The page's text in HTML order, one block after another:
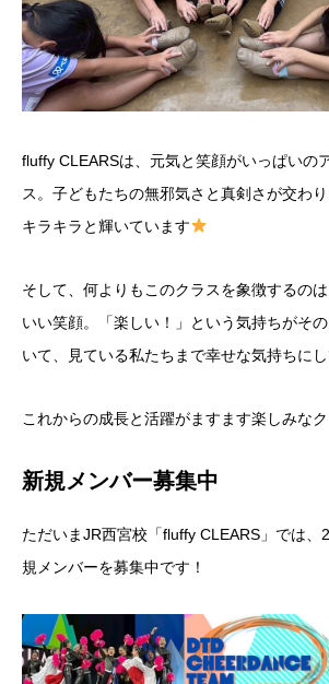
fluffy CLEARSは、元気と笑顔がいっぱいの
ス。子どもたちの無邪気さと真剣さが交わ
キラキラと輝いています
そして、何よりもこのクラスを象徴するの
いい笑顔。「楽しい！」という気持ちがそ
いて、見ている私たちまで幸せな気持ちに
これからの成長と活躍がますます楽しみな
新規メンバー募集中
ただいまJR西宮校「fluffy CLEARS」では、
規メンバーを募集中です！